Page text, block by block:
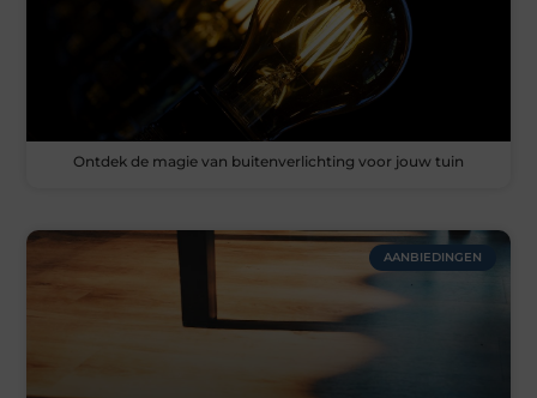
Ontdek de magie van buitenverlichting voor jouw tuin
AANBIEDINGEN